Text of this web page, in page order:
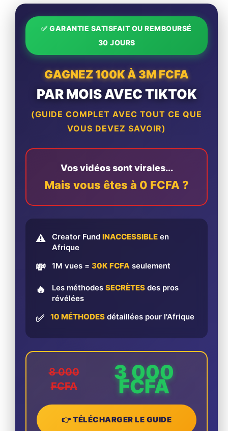
✅ GARANTIE SATISFAIT OU REMBOURSÉ
30 JOURS
GAGNEZ 100K À 3M FCFA
PAR MOIS AVEC TIKTOK
(GUIDE COMPLET AVEC TOUT CE QUE
VOUS DEVEZ SAVOIR)
Vos vidéos sont virales...
Mais vous êtes à 0 FCFA ?
⚠️ Creator Fund INACCESSIBLE en
Afrique
💸 1M vues = 30K FCFA seulement
🔥 Les méthodes SECRÈTES des pros
révélées
✅ 10 MÉTHODES détaillées pour l'Afrique
8 000
FCFA
3 000
FCFA
👉 TÉLÉCHARGER LE GUIDE